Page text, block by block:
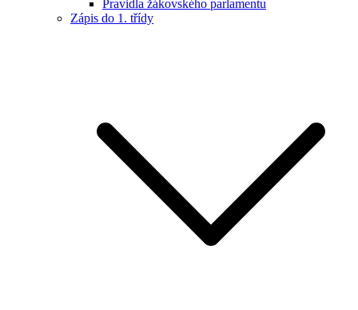
Pravidla žákovského parlamentu
Zápis do 1. třídy